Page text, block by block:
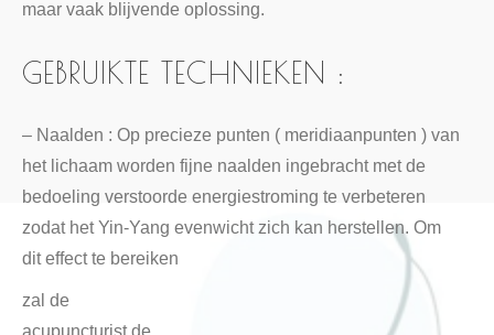
maar vaak blijvende oplossing.
GEBRUIKTE TECHNIEKEN :
– Naalden : Op precieze punten ( meridiaanpunten ) van
het lichaam worden fijne naalden ingebracht met de
bedoeling verstoorde energiestroming te verbeteren
zodat het Yin-Yang evenwicht zich kan herstellen. Om
dit effect te bereiken
zal de
acupuncturist de